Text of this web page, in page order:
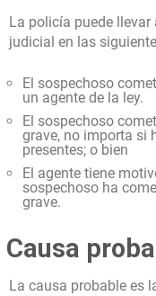
La policía puede
judicial en las
El sospechoso
un agente de la ley.
El sospechoso
grave, no importa si
presentes; o bien
El agente tiene
sospechoso ha
grave.
Causa
La causa probable es